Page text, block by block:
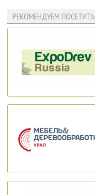
РЕКОМЕНДУЕМ ПОСЕТИТЬ